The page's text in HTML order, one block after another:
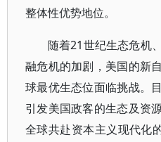
整体性优势地位。
随着21世纪生态危机
融危机的加剧，美国的新
球最优生态位面临挑战。
引发美国政客的生态及资
全球共赴资本主义现代化